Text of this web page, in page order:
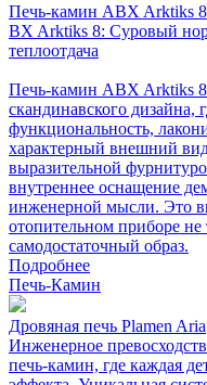
Печь-камин ABX Arktiks 8
BX Arktiks 8: Суровый
теплоотдача
Печь-камин ABX Arktiks 8
скандинавского дизайна,
функциональность,
характерный внешний
выразительной
внутреннее оснащение
инженерной мысли. Это
отопительном приборе
самодостаточный образ.
Подробнее
Печь-Камин
Дровяная печь Plamen Aria
Инженерное
печь-камин, где каждая